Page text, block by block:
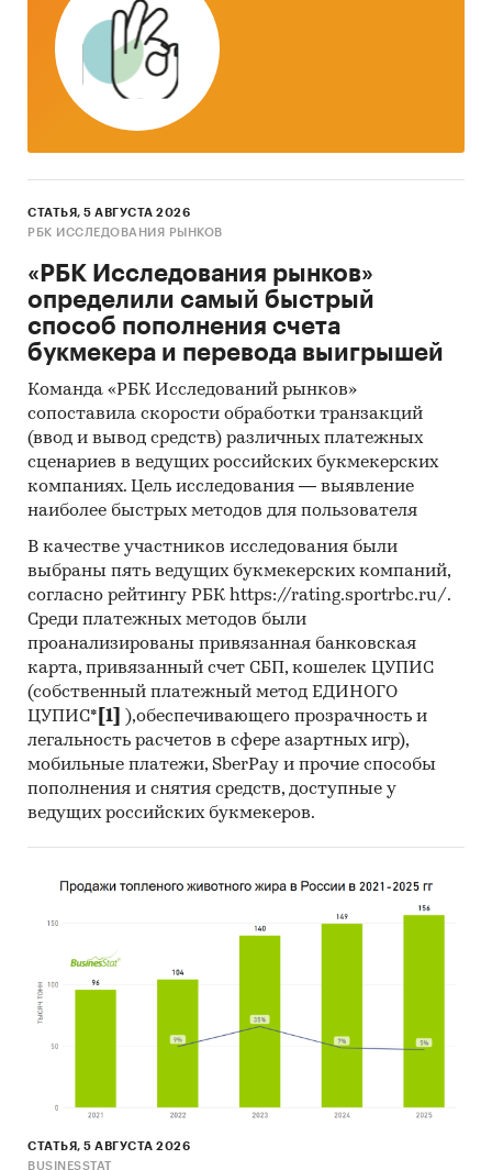
недоступны для стран Евразийского
экономического союза: Белоруссии, Армении,
Кыргызстана и Казахстана.
Государственные закупки лыж
В рамках главы представлена информация о
года по декабрь 2024 года
участвующих или планирующих участвовать в
государственных торгах показано
средневзвешенное отклонение итоговой
стоимости контрактов от их начальной
максимальной цены. Покупателям работы
предоставляется выгрузка в формате MS Excel.
Параметры выгрузки могут быть
скорректированы по запросу заказчика.
Профили крупнейших производителей лыж
В работе представлены профили крупнейших
компаний-производителей лыж.
Профили компаний показывают информацию
о динамике финансовых показателей
компаний, актуальную контактную
информацию, основных учредителей и т.д.
Прогноз развития рынка лыж
Составлен прогноз развития рынка лыж
(производства, импорта, экспорта и объема
рынка) на
2025-2029 гг.
на основе
ретроспективных данных с поправкой на
мнения экспертов, макроэкономические
тренды, изменения в регулировании отрасли и
т.д.
Фактическое количество страниц может
отличаться от указанного.
Источник: TK Solutions
фитнес
Лыжи
СТАТЬЯ, 5 АВГУСТА 2026
РБК ИССЛЕДОВАНИЯ РЫНКОВ
«РБК Исследования рынков»
определили самый быстрый
способ пополнения счета
букмекера и перевода выигрышей
Команда «РБК Исследований рынков»
сопоставила скорости обработки транзакций
(ввод и вывод средств) различных платежных
сценариев в ведущих российских букмекерских
компаниях. Цель исследования — выявление
наиболее быстрых методов для пользователя
В качестве участников исследования были
выбраны пять ведущих букмекерских компаний,
согласно рейтингу РБК https://rating.sportrbc.ru/.
Среди платежных методов были
проанализированы привязанная банковская
карта, привязанный счет СБП, кошелек ЦУПИС
(собственный платежный метод ЕДИНОГО
ЦУПИС* [1]
),обеспечивающего прозрачность и
легальность расчетов в сфере азартных игр),
мобильные платежи, SberPay и прочие способы
пополнения и снятия средств, доступные у
ведущих российских букмекеров.
СТАТЬЯ, 5 АВГУСТА 2026
BUSINESSTAT